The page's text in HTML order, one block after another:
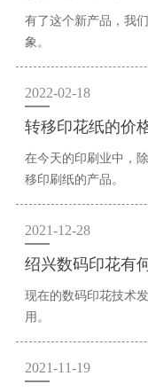
有了这个新产品，我
象。
2022-02-18
转移印花纸的价
在今天的印刷业中，
移印刷纸的产品。
2021-12-28
绍兴数码印花有
现在的数码印花技术
用。
2021-11-19